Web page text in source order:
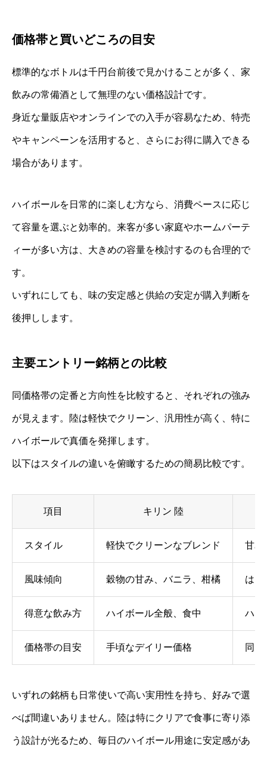
価格帯と買いどころの目安
標準的なボトルは千円台前後で見かけることが多く、家
飲みの常備酒として無理のない価格設計です。
身近な量販店やオンラインでの入手が容易なため、特売
やキャンペーンを活用すると、さらにお得に購入できる
場合があります。
ハイボールを日常的に楽しむ方なら、消費ペースに応じ
て容量を選ぶと効率的。来客が多い家庭やホームパーテ
ィーが多い方は、大きめの容量を検討するのも合理的で
す。
いずれにしても、味の安定感と供給の安定が購入判断を
後押しします。
主要エントリー銘柄との比較
同価格帯の定番と方向性を比較すると、それぞれの強み
が見えます。陸は軽快でクリーン、汎用性が高く、特に
ハイボールで真価を発揮します。
以下はスタイルの違いを俯瞰するための簡易比較です。
項目 キリン 陸
スタイル 軽快でクリーンなブレンド 甘み
風味傾向 穀物の甘み、バニラ、柑橘 はち
得意な飲み方 ハイボール全般、食中 ハイ
価格帯の目安 手頃なデイリー価格 同レ
いずれの銘柄も日常使いで高い実用性を持ち、好みで選
べば間違いありません。陸は特にクリアで食事に寄り添
う設計が光るため、毎日のハイボール用途に安定感があ